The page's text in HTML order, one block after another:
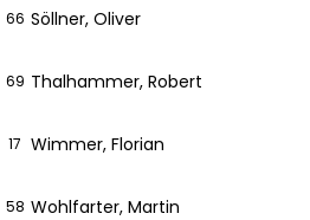
66 Söllner, Oliver
69 Thalhammer, Robert
17 Wimmer, Florian
58 Wohlfarter, Martin